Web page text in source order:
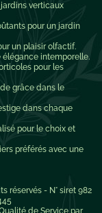
verticaux
pour un jardin
un plaisir olfactif.
élégance intemporelle.
pour les
grâce dans le
dans chaque
pour le choix et
préférés avec une
réservés - N° siret 982